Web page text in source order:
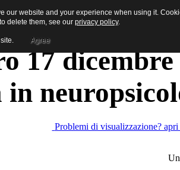
studenti]
17
in
Problemi di visualizzazione?
our website and your experience when using it.
delete them, see our privacy policy.
Agree